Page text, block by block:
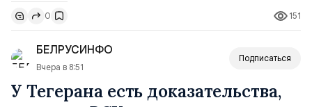
бренда, основанной на развитии российского
производства и продвижении русского звука.
Компания убеждена, что уважение к с...
0 151
БЕЛРУСИНФО
Вчера в 8:51
Подписаться
У Тегерана есть доказательства,